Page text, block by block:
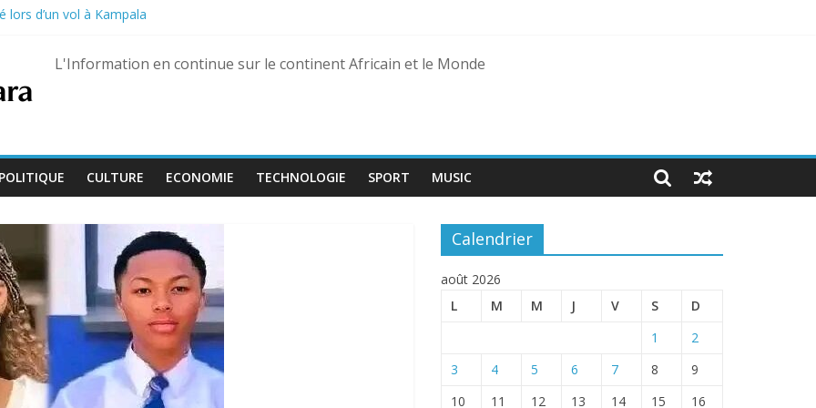
d’un vol à Kampala
des FSR retrouvé à Dubaï
Fily Sissoko – dix ans de réclusion confirmés
avec l’arrivée de quatre magistrats, dont un juge aguerri de Gagal
L'Information en continue sur le continent Africain et le Monde
POLITIQUE CULTURE ECONOMIE TECHNOLOGIE SPORT MUSIC
Calendrier
août 2026
L
M M J V S D
1
2
3
4 5 6 7 8
9
10
11 12 13 14 15
16